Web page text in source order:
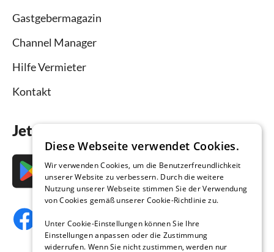
Gastgebermagazin
Channel Manager
Hilfe Vermieter
Kontakt
Jetzt die App downloaden
Diese Webseite verwendet Cookies.
Wir verwenden Cookies, um die Benutzerfreundlichkeit
unserer Website zu verbessern. Durch die weitere
Nutzung unserer Webseite stimmen Sie der Verwendung
von Cookies gemäß unserer Cookie-Richtlinie zu.
Unter Cookie-Einstellungen können Sie Ihre
Einstellungen anpassen oder die Zustimmung
widerrufen. Wenn Sie nicht zustimmen, werden nur